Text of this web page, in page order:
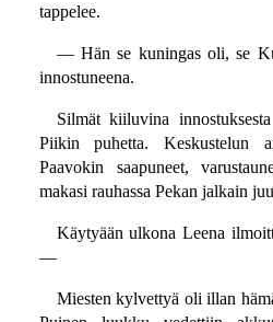
tappelee.
— Hän se kuningas oli, se
innostuneena.
Silmät kiiluvina
Piikin puhetta. Keskustelun
Paavokin saapuneet,
makasi rauhassa Pekan jalkain
Käytyään ulkona Leena
—
Miesten kylvettyä oli illan